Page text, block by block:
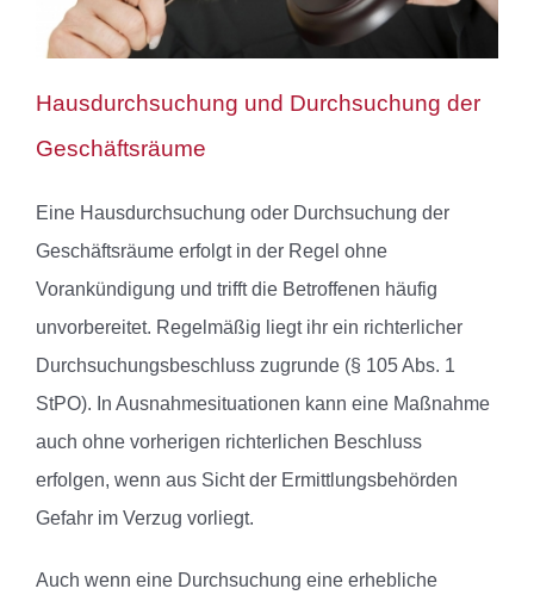
Hausdurchsuchung und Durchsuchung der
Geschäftsräume
Eine Hausdurchsuchung oder Durchsuchung der
Geschäftsräume erfolgt in der Regel ohne
Vorankündigung und trifft die Betroffenen häufig
unvorbereitet. Regelmäßig liegt ihr ein richterlicher
Durchsuchungsbeschluss zugrunde (§ 105 Abs. 1
StPO). In Ausnahmesituationen kann eine Maßnahme
auch ohne vorherigen richterlichen Beschluss
erfolgen, wenn aus Sicht der Ermittlungsbehörden
Gefahr im Verzug vorliegt.
Auch wenn eine Durchsuchung eine erhebliche